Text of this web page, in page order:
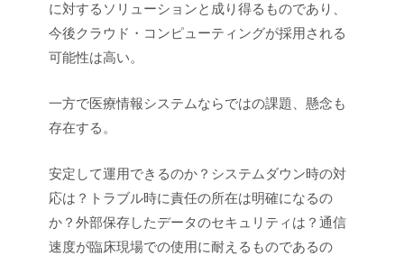
に対するソリューションと成り得るものであり、
今後クラウド・コンピューティングが採用される
可能性は高い。
一方で医療情報システムならではの課題、懸念も
存在する。
安定して運用できるのか？システムダウン時の対
応は？トラブル時に責任の所在は明確になるの
か？外部保存したデータのセキュリティは？通信
速度が臨床現場での使用に耐えるものであるの